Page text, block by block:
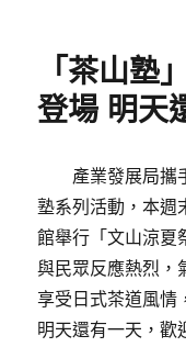
「茶山塾
登場 明天
產業發展局攜手
塾系列活動，本週
館舉行「文山涼夏
與民眾反應熱烈，
享受日式茶道風情
明天還有一天，歡